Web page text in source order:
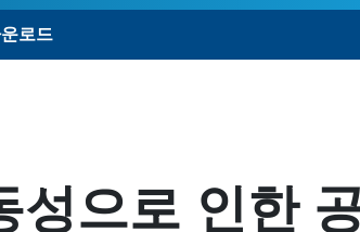
로드
성으로 인한